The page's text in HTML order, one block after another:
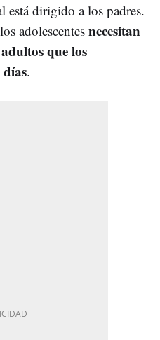
está dirigido a los padres.
adolescentes necesitan
que los
.